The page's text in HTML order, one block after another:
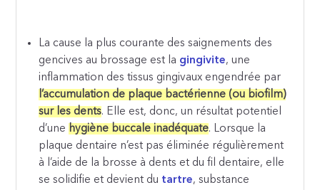
La cause la plus courante des saignements des
gencives au brossage est la gingivite, une
inflammation des tissus gingivaux engendrée par
l’accumulation de plaque bactérienne (ou biofilm)
sur les dents. Elle est, donc, un résultat potentiel
d’une hygiène buccale inadéquate. Lorsque la
plaque dentaire n’est pas éliminée régulièrement
à l’aide de la brosse à dents et du fil dentaire, elle
se solidifie et devient du tartre, substance